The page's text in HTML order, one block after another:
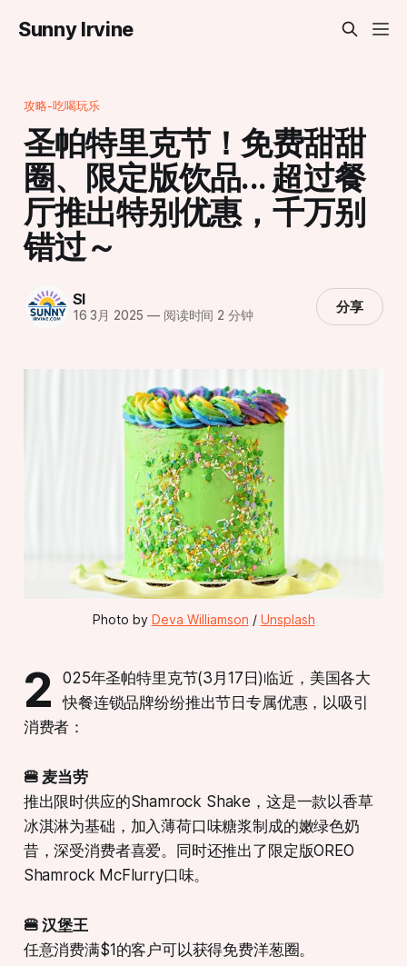
Sunny Irvine
攻略-吃喝玩乐
圣帕特里克节！免费甜甜
圈、限定版饮品... 超过餐
厅推出特别优惠，千万别
错过～
SI
16 3月 2025 —阅读时间 2 分钟 分享
Photo by Deva Williamson / Unsplash
2
025年圣帕特里克节(3月17日)临近，美国各大
快餐连锁品牌纷纷推出节日专属优惠，以吸引
消费者：
🍔 麦当劳
​推出限时供应的Shamrock Shake，这是一款以香草
冰淇淋为基础，加入薄荷口味糖浆制成的嫩绿色奶
昔，深受消费者喜爱。同时还推出了限定版OREO
Shamrock McFlurry口味。
🍔 汉堡王
任意消费满$1的客户可以获得免费洋葱圈。